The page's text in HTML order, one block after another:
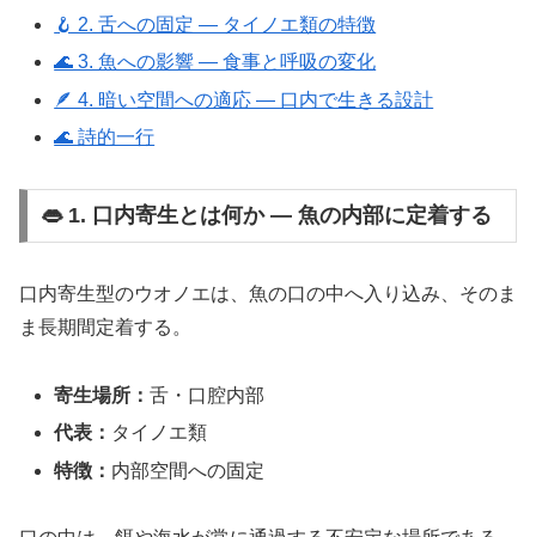
🪝 2. 舌への固定 ― タイノエ類の特徴
🌊 3. 魚への影響 ― 食事と呼吸の変化
🪶 4. 暗い空間への適応 ― 口内で生きる設計
🌊 詩的一行
👄 1. 口内寄生とは何か ― 魚の内部に定着する
口内寄生型のウオノエは、魚の口の中へ入り込み、そのま
ま長期間定着する。
寄生場所：舌・口腔内部
代表： タイノエ類
特徴： 内部空間への固定